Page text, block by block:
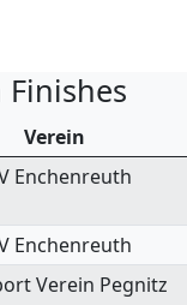
Verein
Enchenreuth
Enchenreuth
Verein Pegnitz